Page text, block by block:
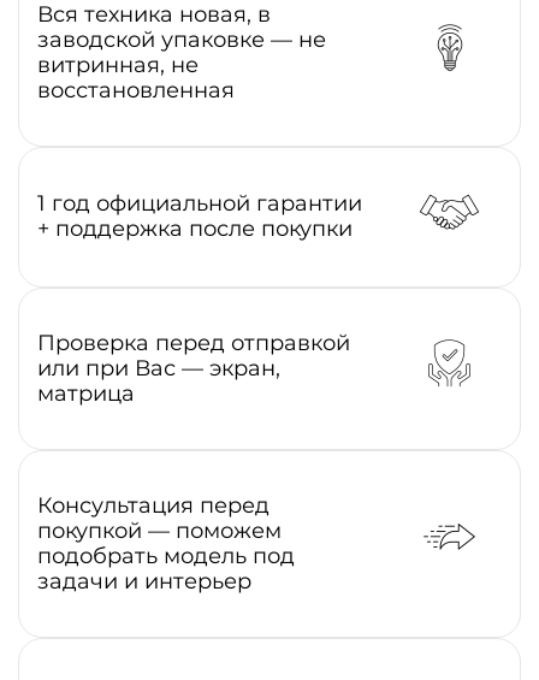
Вся техника новая, в
заводской упаковке — не
витринная, не
восстановленная
1 год официальной гарантии
+ поддержка после покупки
Проверка перед отправкой
или при Вас — экран,
матрица
Консультация перед
покупкой — поможем
подобрать модель под
задачи и интерьер